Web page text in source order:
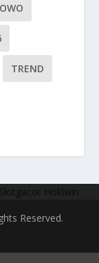
TREND
Slotgacor Hokiwin
Reserved.